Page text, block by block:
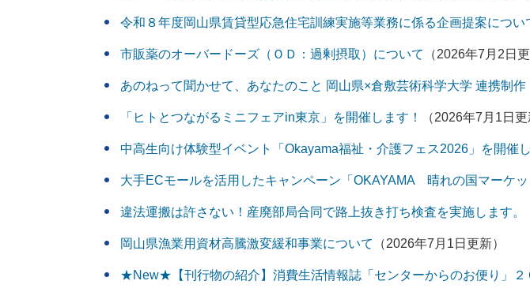
令和８年度岡山県賃貸型応急住宅訓練実施等業務に係る企画提案につい
市販薬のオーバードーズ（ＯＤ：過剰摂取）について （2026年7月2日更
あのねって聞かせて、あなたのこと 岡山県×倉敷芸術科学大学 連携制
「ヒトとつながるミニフェアin東京」を開催します！ （2026年7月1日更
中高生向け体験型イベント「Okayama福祉・介護フェス2026」を開催し
大手ECモールを活用したキャンペーン「OKAYAMA 晴れの国マーケッ
違法運搬は許さない！産廃部局合同で路上抜き打ち検査を実施します。
岡山県漁業用資材高騰激変緩和事業について （2026年7月1日更新）
★New★【刊行物の紹介】消費生活情報誌「センターからのお便り」２